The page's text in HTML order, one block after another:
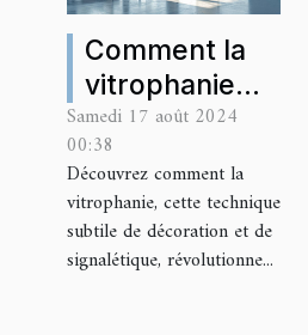
Comment la
vitrophanie
transforme
l'esthétique
des espaces
professionnels
Samedi 17 août 2024
00:38
Découvrez comment la
vitrophanie, cette technique
subtile de décoration et de
signalétique, révolutionne...